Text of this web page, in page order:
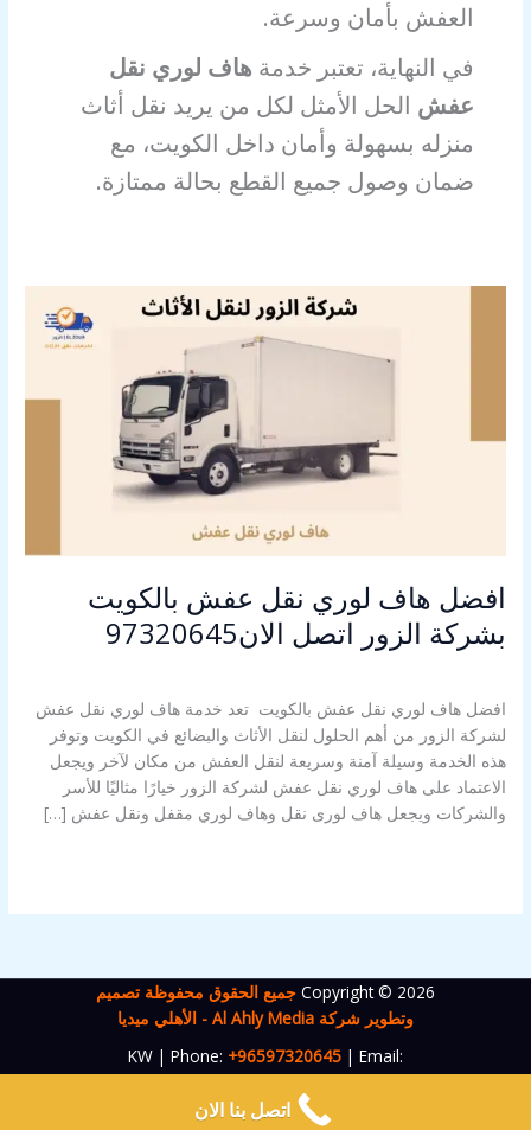
العفش بأمان وسرعة.
في النهاية، تعتبر خدمة هاف لوري نقل
عفش الحل الأمثل لكل من يريد نقل أثاث
منزله بسهولة وأمان داخل الكويت، مع
ضمان وصول جميع القطع بحالة ممتازة.
افضل هاف لوري نقل عفش بالكويت
بشركة الزور اتصل الان97320645
افضل هاف لوري نقل عفش بالكويت تعد خدمة هاف لوري نقل عفش
لشركة الزور من أهم الحلول لنقل الأثاث والبضائع في الكويت وتوفر
هذه الخدمة وسيلة آمنة وسريعة لنقل العفش من مكان لآخر ويجعل
الاعتماد على هاف لوري نقل عفش لشركة الزور خيارًا مثاليًا للأسر
والشركات ويجعل هاف لورى نقل وهاف لوري مقفل ونقل عفش […]
Copyright © 2026 جميع الحقوق محفوظة تصميم
وتطوير شركة Al Ahly Media - الأهلي ميد
يا
KW | Phone: +96597320645 | Email:
سياسة الخصوصية
اتصل بنا الان